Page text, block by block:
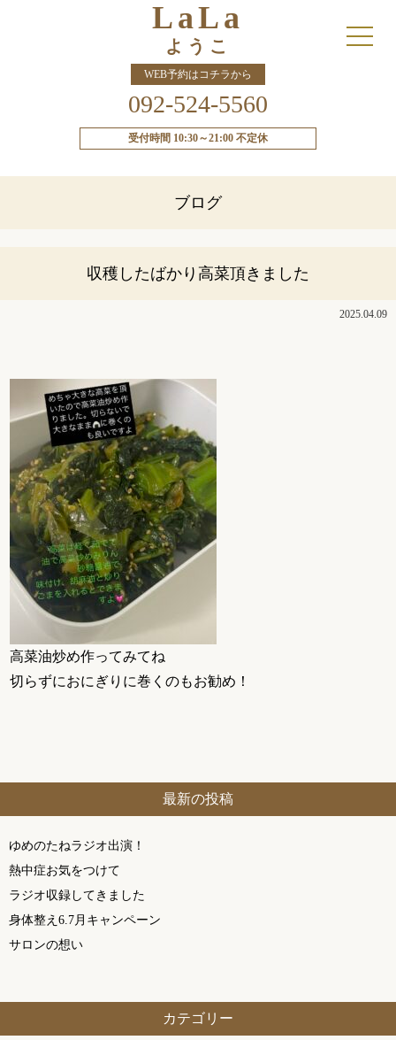
LaLa
ようこ
WEB予約はコチラから
092-524-5560
受付時間 10:30～21:00 不定休
ブログ
収穫したばかり高菜頂きました
2025.04.09
高菜油炒め作ってみてね
切らずにおにぎりに巻くのもお勧め！
最新の投稿
ゆめのたねラジオ出演！
熱中症お気をつけて
ラジオ収録してきました
身体整え6.7月キャンペーン
サロンの想い
カテゴリー